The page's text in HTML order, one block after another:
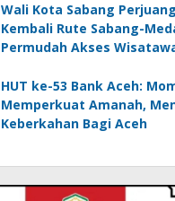
Wali Kota Sabang
Kembali Rute Sabang-
Permudah Akses
HUT ke-53 Bank Aceh:
Memperkuat Amanah,
Keberkahan Bagi Aceh